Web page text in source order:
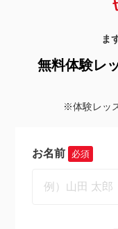
ま
無料体験レ
※体験レッ
お名前 必須